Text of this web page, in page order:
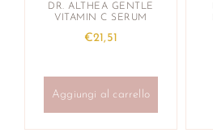
DR. ALTHEA GENTLE
VITAMIN C SERUM
€21,51
Aggiungi al carrello